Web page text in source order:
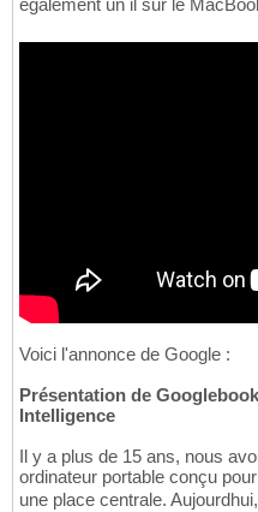
également un il sur le
Voici l'annonce de Google :
Présentation de
Intelligence
Il y a plus de 15 ans, nous
ordinateur portable conçu
une place centrale.